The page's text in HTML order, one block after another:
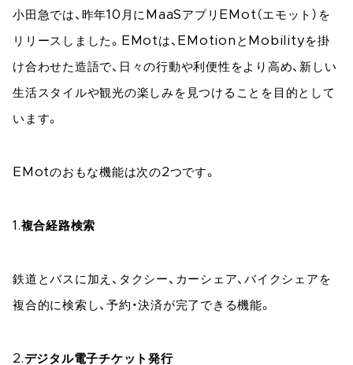
小田急では、昨年10月にMaaSアプリEMot（エモット）を
リリースしました。EMotは、EMotionとMobilityを掛
け合わせた造語で、日々の行動や利便性をより高め、新しい
生活スタイルや観光の楽しみを見つけることを目的として
います。
EMotのおもな機能は次の2つです。
1.複合経路検索
鉄道とバスに加え、タクシー、カーシェア、バイクシェアを
複合的に検索し、予約・決済が完了できる機能。
2.デジタル電子チケット発行